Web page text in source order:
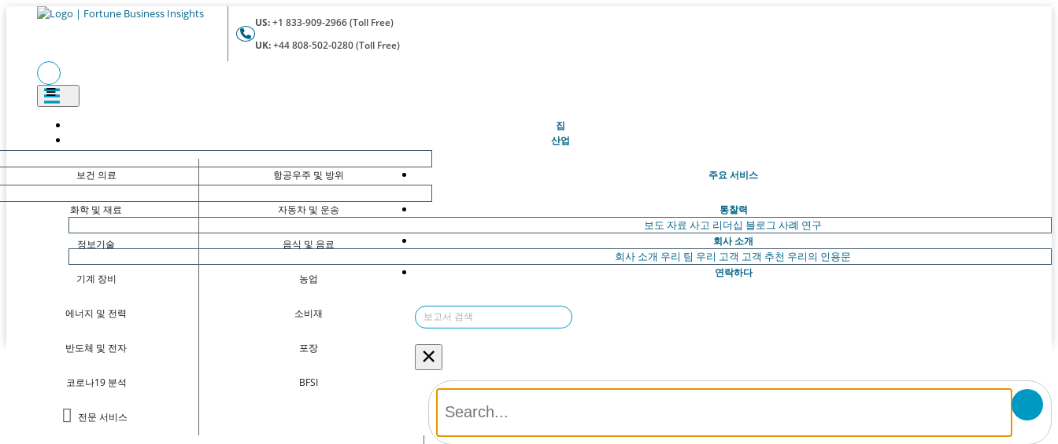
US:+1 833-909-2966 (Toll Free)
UK:+44 808-502-0280 (Toll Free)
집(현재의)
산업
보건 의료
화학 및 재료
정보기술
기계 장비
에너지 및 전력
반도체 및 전자
코로나19 분석
전문 서비스
항공우주 및 방위
자동차 및 운송
음식 및 음료
농업
소비재
포장
BFSI
주요 서비스
통찰력
보도 자료 사고 리더십 블로그 사례 연구
회사 소개
회사 소개 우리 팀 우리 고객 고객 추천 우리의 인용문
연락하다
×